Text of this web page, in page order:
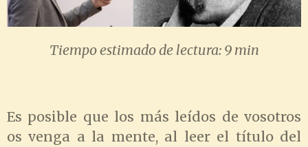
Tiempo estimado de lectura: 9 min
Es posible que los más leídos de vosotros
os venga a la mente, al leer el título del